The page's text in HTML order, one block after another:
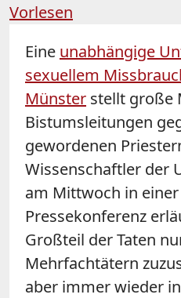
Vorlesen
Eine unabhängige
sexuellem
Münster stellt große
Bistumsleitungen
gewordenen
Wissenschaftler der
am Mittwoch in
Pressekonferenz
Großteil der Taten
Mehrfachtätern
aber immer wieder